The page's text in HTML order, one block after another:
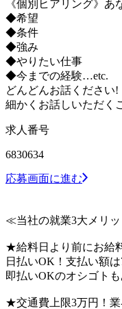
《個別ヒアリング》
◆希望
◆条件
◆強み
◆やりたい仕事
◆今までの経験…etc.
どんどんお話ください!
細かくお話しいただく
求人番号
6830634
応募画面に進む
≪当社の就業3大メリ
★給料日より前にお給
日払いOK！支払い額は
即払いOKのオシゴトも
★交通費上限3万円！業